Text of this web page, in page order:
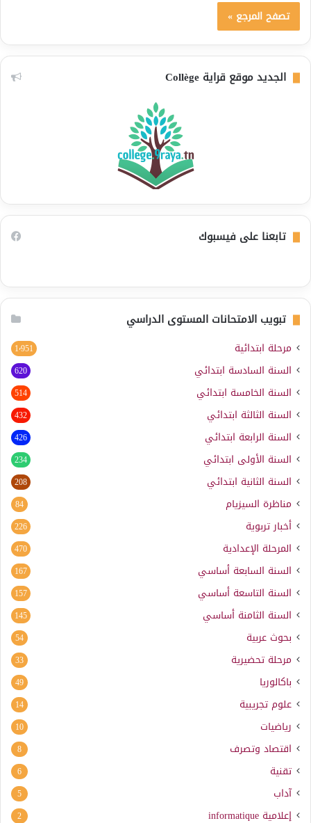
تصفح المرجع »
الجديد موقع قراية Collège
تابعنا على فيسبوك
تبويب الامتحانات المستوى الدراسي
مرحلة ابتدائية 1٬951
السنة السادسة ابتدائي 620
السنة الخامسة ابتدائي 514
السنة الثالثة ابتدائي 432
السنة الرابعة ابتدائي 426
السنة الأولى ابتدائي 234
السنة الثانية ابتدائي 208
مناظرة السيزيام 84
أخبار تربوية 226
المرحلة الإعدادية 470
السنة السابعة أساسي 167
السنة التاسعة أساسي 157
السنة الثامنة أساسي 145
بحوث عربية 54
مرحلة تحضيرية 33
باكالوريا 49
علوم تجريبية 14
رياضيات 10
اقتصاد وتصرف 8
تقنية 6
آداب 5
إعلامية informatique
2